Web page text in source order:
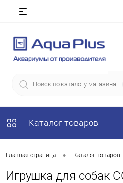
Каталог товаров
Главная страница • Каталог товаров
Игрушка для собак